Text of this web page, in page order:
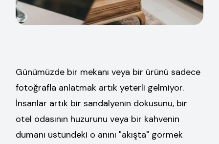
Günümüzde bir mekanı veya bir ürünü sadece
fotoğrafla anlatmak artık yeterli gelmiyor.
İnsanlar artık bir sandalyenin dokusunu, bir
otel odasının huzurunu veya bir kahvenin
dumanı üstündeki o anını "akışta" görmek